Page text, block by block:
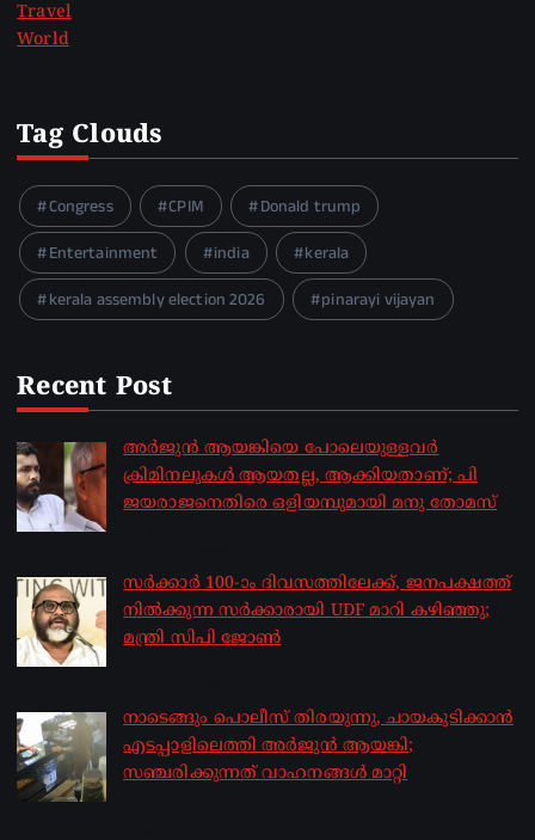
Travel
World
Tag Clouds
Congress CPIM
Donald trump
Entertainment
india
kerala
kerala assembly election 2026
pinarayi vijayan
Recent Post
അർജുൻ ആയങ്കിയെ പോലെയുള്ളവർ
ക്രിമിനലുകൾ ആയതല്ല, ആക്കിയതാണ്; പി
ജയരാജനെതിരെ ഒളിയമ്പുമായി മനു തോമസ്
സർക്കാർ 100-ാം ദിവസത്തിലേക്ക്, ജനപക്ഷത്ത്
നിൽക്കുന്ന സർക്കാരായി UDF മാറി കഴിഞ്ഞു;
മന്ത്രി സിപി ജോൺ
നാടെങ്ങും പൊലീസ് തിരയുന്നു, ചായകുടിക്കാൻ
എടപ്പാളിലെത്തി അർജുൻ ആയങ്കി;
സഞ്ചരിക്കുന്നത് വാഹനങ്ങൾ മാറ്റി